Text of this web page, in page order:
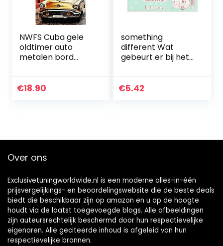
NWFS Cuba gele
oldtimer auto
metalen bord
teken gewelfd
€18.90
something
different Wat
gebeurt er bij het
€5.42
Over ons
Exclusivetuningworldwide.nl is een moderne alles-in-één
prijsvergelijkings- en beoordelingswebsite die de beste deals
biedt die beschikbaar zijn op amazon en u op de hoogte
houdt via de laatst toegevoegde blogs. Alle afbeeldingen
zijn auteursrechtelijk beschermd door hun respectievelijke
eigenaren. Alle geciteerde inhoud is afgeleid van hun
respectievelijke bronnen.